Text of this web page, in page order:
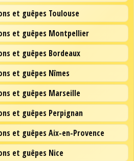
et guêpes Toulouse
et guêpes Montpellier
et guêpes Bordeaux
et guêpes Nîmes
et guêpes Marseille
et guêpes Perpignan
et guêpes Aix-en-Provence
et guêpes Nice